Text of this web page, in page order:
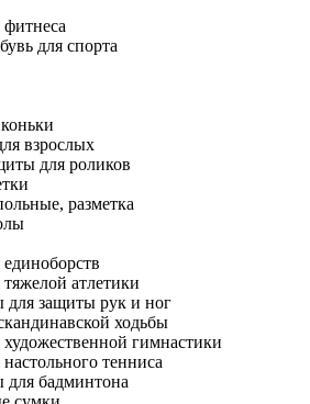
для спорта
взрослых
для роликов
разметка
атлетики
для защиты рук и ног
ходьбы
гимнастики
тенниса
для бадминтона